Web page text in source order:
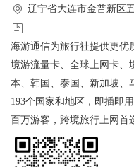
辽宁省大连市金普新区
海游通信为旅行社提供更优
境游流量卡、全球上网卡、
本、韩国、泰国、新加坡、
193个国家和地区，即插即
百万游客，跨境旅行上网首